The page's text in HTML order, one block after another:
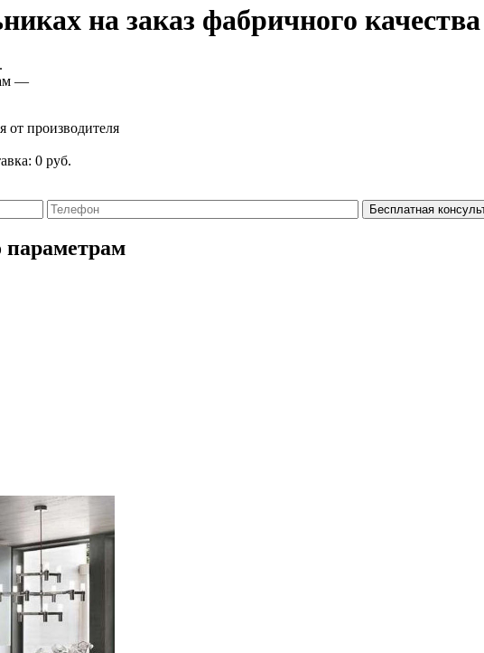
на заказ фабричного качества
—
от производителя
0 руб.